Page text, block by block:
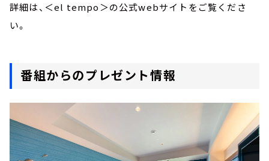
詳細は、＜el tempo＞の公式webサイトをご覧くださ
い。
番組からのプレゼント情報